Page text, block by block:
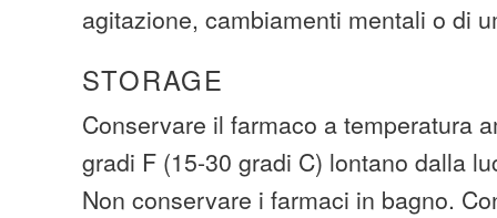
agitazione, cambiamenti mentali o di
STORAGE
Conservare il farmaco a temperatura
gradi F (15-30 gradi C) lontano dalla
Non conservare i farmaci in bagno.